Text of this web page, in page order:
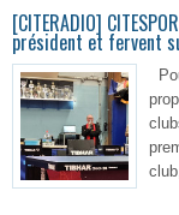
[CITERADIO]
président et fervent